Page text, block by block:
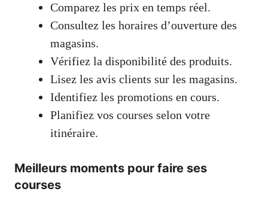
Comparez les prix en temps réel.
Consultez les horaires d’ouverture des
magasins.
Vérifiez la disponibilité des produits.
Lisez les avis clients sur les magasins.
Identifiez les promotions en cours.
Planifiez vos courses selon votre
itinéraire.
Meilleurs moments pour faire ses
courses